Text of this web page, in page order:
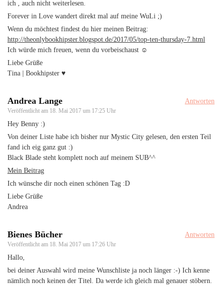
ich , auch nicht weiterlesen.
Forever in Love wandert direkt mal auf meine WuLi ;)
Wenn du möchtest findest du hier meinen Beitrag:
http://theonlybookhipster.blogspot.de/2017/05/top-ten-thursday-7.html
Ich würde mich freuen, wenn du vorbeischaust ☺
Liebe Grüße
Tina | Bookhipster ♥
Andrea Lange
Veröffentlicht am 18. Mai 2017 um 17:25 Uhr
Antworten
Hey Benny :)
Von deiner Liste habe ich bisher nur Mystic City gelesen, den ersten Teil
fand ich eig ganz gut :)
Black Blade steht komplett noch auf meinem SUB^^
Mein Beitrag
Ich wünsche dir noch einen schönen Tag :D
Liebe Grüße
Andrea
Bienes Bücher
Veröffentlicht am 18. Mai 2017 um 17:26 Uhr
Antworten
Hallo,
bei deiner Auswahl wird meine Wunschliste ja noch länger :-) Ich kenne
nämlich noch keinen der Titel. Da werde ich gleich mal genauer stöbern.